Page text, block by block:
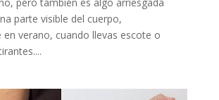
parte visible del cuerpo,
en verano, cuando llevas escote o